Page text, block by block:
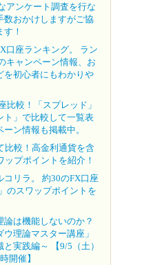
アンケート調査を行な
数おかけしますがご協
！
口座ランキング。 ラン
キャンペーン情報、お
を初心者にもわかりや
比較！「スプレッド」
ト」で比較して一覧表
ン情報も掲載中。
比較！高金利通貨を含
プポイントを紹介！
コリラ。 約30のFX口座
のスワップポイントを
は機能しないのか？
理論マスター講座」
実践編～ 【9/5（土）
開催】